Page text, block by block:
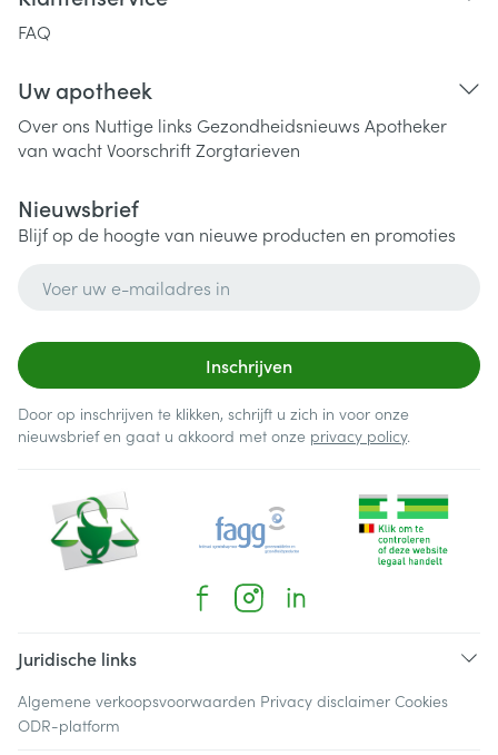
FAQ
Uw apotheek
Over ons Nuttige links Gezondheidsnieuws Apotheker
van wachtVoorschriftZorgtarieven
Nieuwsbrief
Blijf op de hoogte van nieuwe producten en promoties
Inschrijven
Door op inschrijven te klikken, schrijft u zich in voor onze
nieuwsbrief en gaat u akkoord met onze privacy policy.
Juridische links
Algemene verkoopsvoorwaarden Privacy disclaimer Cookies
ODR-platform